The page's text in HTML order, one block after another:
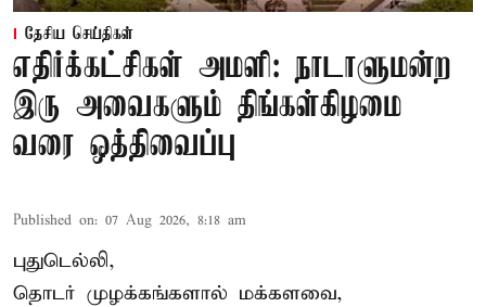
தேசிய செய்திகள்
எதிர்க்கட்சிகள் அமளி: நாடாளுமன்ற
இரு அவைகளும் திங்கள்கிழமை
வரை ஒத்திவைப்பு
Published on: 07 Aug 2026, 8:18 am
புதுடெல்லி,
தொடர் முழக்கங்களால் மக்களவை,